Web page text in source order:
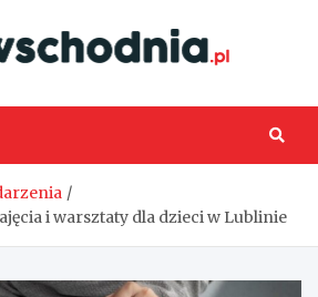
i warsztaty dla dzieci w Lublinie